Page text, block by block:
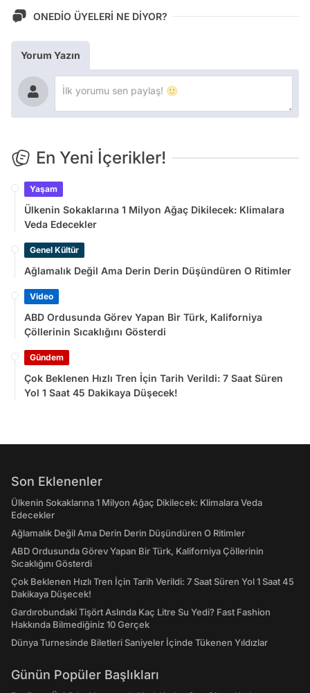
ONEDİO ÜYELERİ NE DİYOR?
Yorum Yazın
En Yeni İçerikler!
Yaşam
Ülkenin Sokaklarına 1 Milyon Ağaç Dikilecek: Klimalara
Veda Edecekler
Genel Kültür
Ağlamalık Değil Ama Derin Derin Düşündüren O Ritimler
Video
ABD Ordusunda Görev Yapan Bir Türk, Kaliforniya
Çöllerinin Sıcaklığını Gösterdi
Gündem
Çok Beklenen Hızlı Tren İçin Tarih Verildi: 7 Saat Süren
Yol 1 Saat 45 Dakikaya Düşecek!
Son Eklenenler
Ülkenin Sokaklarına 1 Milyon Ağaç Dikilecek: Klimalara Veda
Edecekler
Ağlamalık Değil Ama Derin Derin Düşündüren O Ritimler
ABD Ordusunda Görev Yapan Bir Türk, Kaliforniya Çöllerinin
Sıcaklığını Gösterdi
Çok Beklenen Hızlı Tren İçin Tarih Verildi: 7 Saat Süren Yol 1 Saat 45
Dakikaya Düşecek!
Gardırobundaki Tişört Aslında Kaç Litre Su Yedi? Fast Fashion
Hakkında Bilmediğiniz 10 Gerçek
Dünya Turnesinde Biletleri Saniyeler İçinde Tükenen Yıldızlar
Günün Popüler Başlıkları